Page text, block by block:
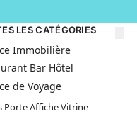
LES CATÉGORIES
Immobilière
Bar Hôtel
de Voyage
Porte Affiche Vitrine